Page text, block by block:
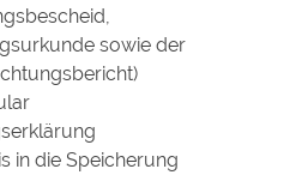
sowie der
in die Speicherung